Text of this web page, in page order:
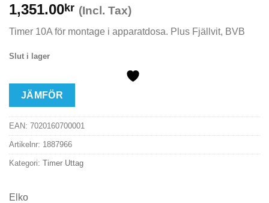
1,351.00kr (Incl. Tax)
Timer 10A för montage i apparatdosa. Plus Fjällvit, BVB
Slut i lager
JÄMFÖR
EAN: 7020160700001
Artikelnr: 1887966
Kategori: Timer Uttag
Elko